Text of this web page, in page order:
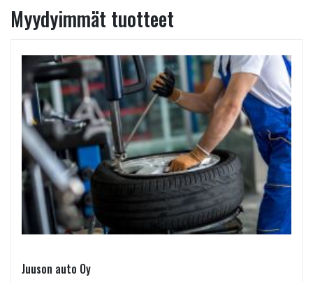
Myydyimmät tuotteet
Juuson auto Oy